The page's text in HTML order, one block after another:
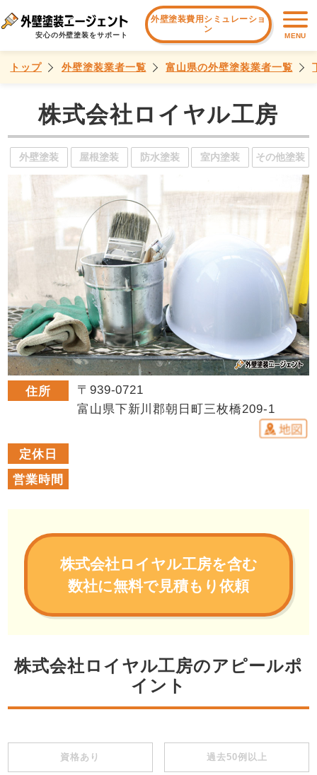
安心の外壁塗装をサポート
外壁塗装費用シミュレーショ
ン
MENU
トップ 外壁塗装業者一覧 富山県の外壁塗装業者一覧
株式会社ロイヤル工房
外壁塗装 屋根塗装 防水塗装 室内塗装 その他塗装
住所
〒939-0721
富山県下新川郡朝日町三枚橋209-1
定休日
営業時間
株式会社ロイヤル工房を含む
数社に無料で見積もり依頼
株式会社ロイヤル工房のアピールポ
イント
資格あり 過去50例以上